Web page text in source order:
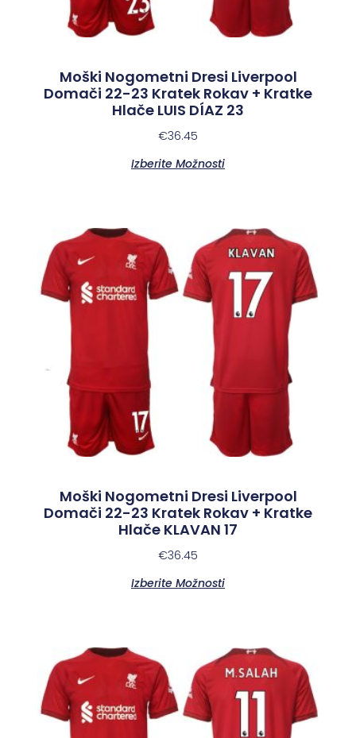
Moški Nogometni Dresi Liverpool
Domači 22-23 Kratek Rokav + Kratke
Hlače LUIS DÍAZ 23
€36.45
Izberite Možnosti
Moški Nogometni Dresi Liverpool
Domači 22-23 Kratek Rokav + Kratke
Hlače KLAVAN 17
€36.45
Izberite Možnosti